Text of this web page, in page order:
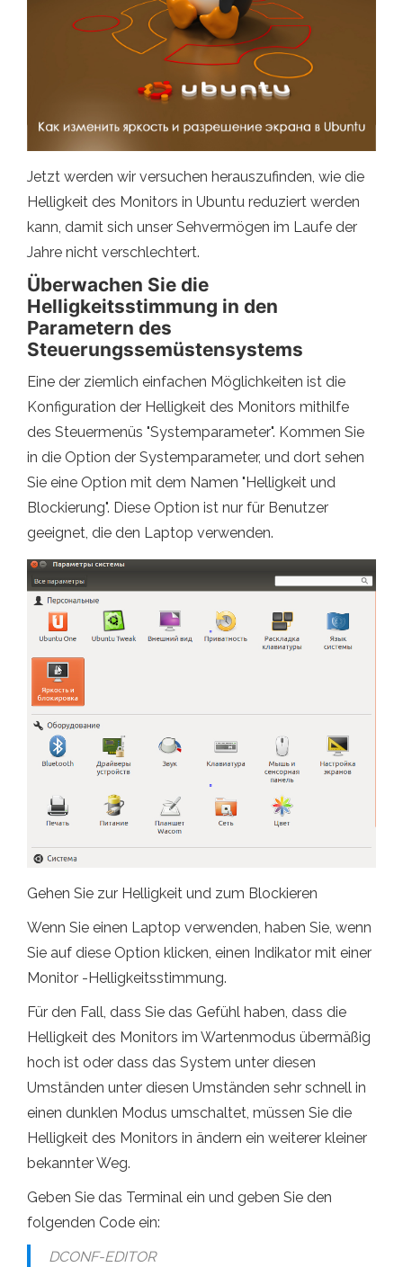
Jetzt werden wir versuchen herauszufinden, wie die
Helligkeit des Monitors in Ubuntu reduziert werden
kann, damit sich unser Sehvermögen im Laufe der
Jahre nicht verschlechtert.
Überwachen Sie die
Helligkeitsstimmung in den
Parametern des
Steuerungssemüstensystems
Eine der ziemlich einfachen Möglichkeiten ist die
Konfiguration der Helligkeit des Monitors mithilfe
des Steuermenüs "Systemparameter". Kommen Sie
in die Option der Systemparameter, und dort sehen
Sie eine Option mit dem Namen "Helligkeit und
Blockierung". Diese Option ist nur für Benutzer
geeignet, die den Laptop verwenden.
Gehen Sie zur Helligkeit und zum Blockieren
Wenn Sie einen Laptop verwenden, haben Sie, wenn
Sie auf diese Option klicken, einen Indikator mit einer
Monitor -Helligkeitsstimmung.
Für den Fall, dass Sie das Gefühl haben, dass die
Helligkeit des Monitors im Wartenmodus übermäßig
hoch ist oder dass das System unter diesen
Umständen unter diesen Umständen sehr schnell in
einen dunklen Modus umschaltet, müssen Sie die
Helligkeit des Monitors in ändern ein weiterer kleiner
bekannter Weg.
Geben Sie das Terminal ein und geben Sie den
folgenden Code ein:
DCONF-EDITOR